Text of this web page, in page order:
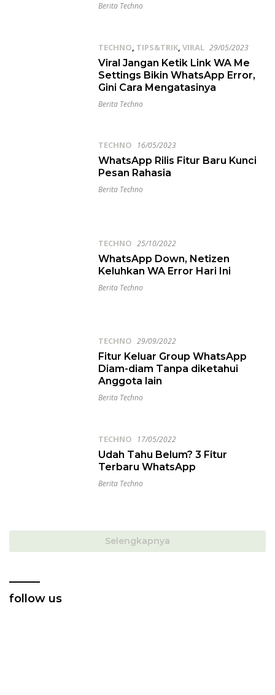
Berita Techno
TECHNO, TIPS&TRIK, VIRAL 29/05/2023
Viral Jangan Ketik Link WA Me
Settings Bikin WhatsApp Error,
Gini Cara Mengatasinya
Berita Techno
TECHNO 16/05/2023
WhatsApp Rilis Fitur Baru Kunci
Pesan Rahasia
Berita Techno
TECHNO 25/10/2022
WhatsApp Down, Netizen
Keluhkan WA Error Hari Ini
Berita Techno
TECHNO 29/09/2022
Fitur Keluar Group WhatsApp
Diam-diam Tanpa diketahui
Anggota lain
Berita Techno
TECHNO 17/05/2022
Udah Tahu Belum? 3 Fitur
Terbaru WhatsApp
Berita Techno
Selengkapnya
follow us